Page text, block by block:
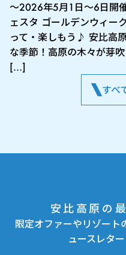
～2026年5月1日～6日開
ェスタ ゴールデンウィー
って・楽しもう♪ 安比高
な季節！高原の木々が芽
[…]
すべ
安比高原の
限定オファーやリゾート
ュースレタ